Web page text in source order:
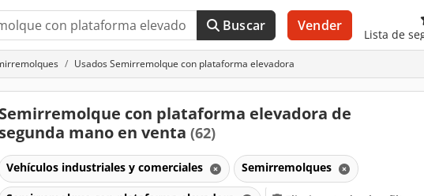
Buscar Vender
Lista de
Usados Semirremolque con plataforma elevadora
Semirremolque con plataforma elevadora de
segunda mano en venta (62)
Vehículos industriales y comerciales Semirremolques